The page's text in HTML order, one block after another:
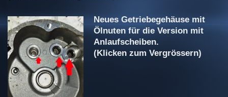
Neues Getriebegehäuse mit
Ölnuten für die Version mit
Anlaufscheiben.
(Klicken zum Vergrössern)